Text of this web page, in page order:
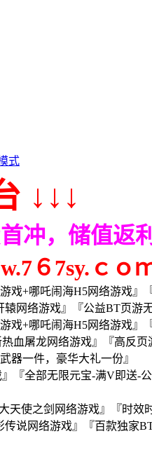
式
↓↓↓
冲，储值返利
６7sy.ｃｏ
戏+哪吒闹海H5网络游戏』
辕网络游戏』『公益BT页游
戏+哪吒闹海H5网络游戏』
血屠龙网络游戏』『高反
器一件，豪华大礼一份』
『全部无限元宝-满V即送
天使之剑网络游戏』『时效
说网络游戏』『百款独家